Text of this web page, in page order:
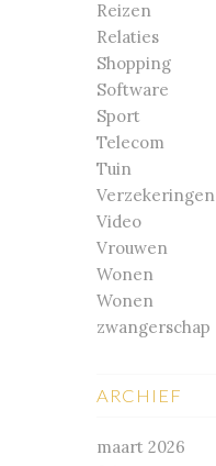
Reizen
Relaties
Shopping
Software
Sport
Telecom
Tuin
Verzekeringen
Video
Vrouwen
Wonen
Wonen
zwangerschap
ARCHIEF
maart 2026